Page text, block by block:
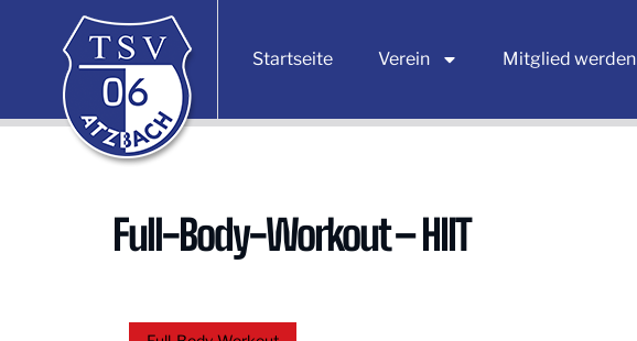
Startseite Verein Mitglied werden
Full-Body-Workout – HIIT